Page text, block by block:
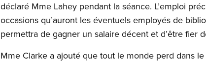
déclaré Mme Lahey pendant la séance. L’emploi
occasions qu’auront les éventuels employés de
permettra de gagner un salaire décent et d’être fier
Mme Clarke a ajouté que tout le monde perd dans